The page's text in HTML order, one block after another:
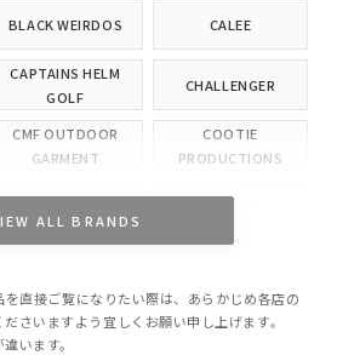
BLACK WEIRDOS CALEE
CAPTAINS HELM
GOLF
CHALLENGER
CMF OUTDOOR
GARMENT
COOTIE
PRODUCTIONS
Little Yarmouth
M&M CUSTOM
ALL BRANDS
直接ご覧になりたい際は、あらかじめ各店の
さいますよう宜しくお願い申し上げます。
います。